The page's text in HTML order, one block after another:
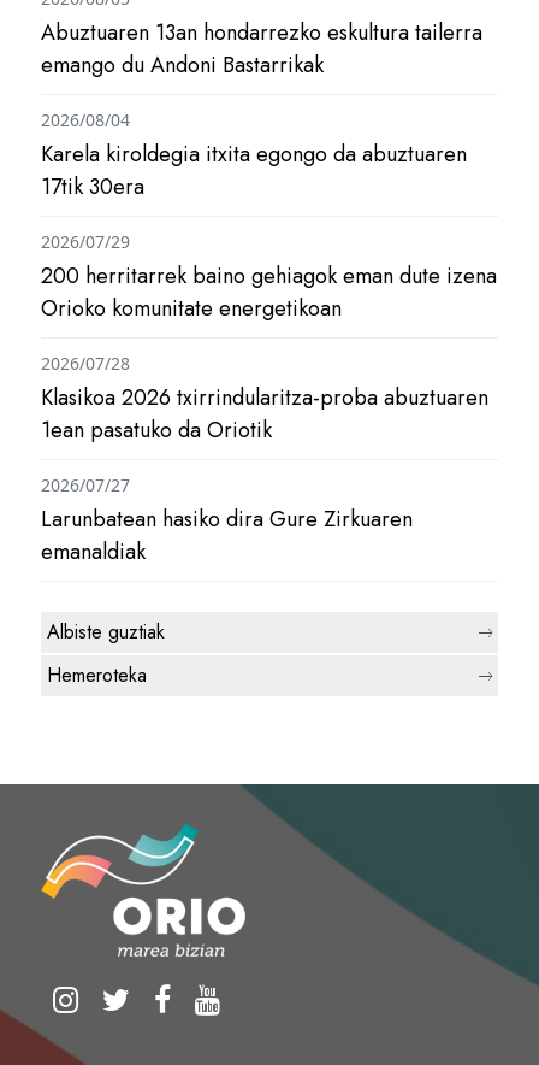
Abuztuaren 13an hondarrezko eskultura tailerra
emango du Andoni Bastarrikak
Karela kiroldegia itxita egongo da abuztuaren
17tik 30era
2026/08/04
200 herritarrek baino gehiagok eman dute izena
Orioko komunitate energetikoan
2026/07/29
Klasikoa 2026 txirrindularitza-proba abuztuaren
1ean pasatuko da Oriotik
2026/07/28
Larunbatean hasiko dira Gure Zirkuaren
emanaldiak
2026/07/27
Albiste guztiak
Hemeroteka